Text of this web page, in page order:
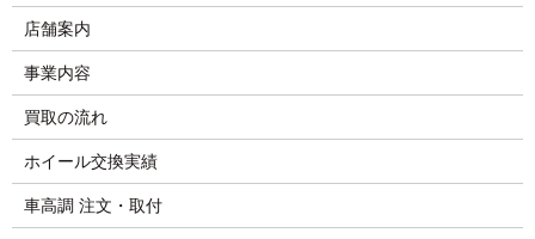
店舗案内
事業内容
買取の流れ
ホイール交換実績
車高調 注文・取付